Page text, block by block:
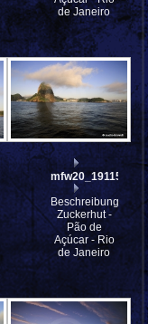
de Janeiro
mfw20_191157
Beschreibung:
Zuckerhut -
Pão de
Açúcar - Rio
de Janeiro